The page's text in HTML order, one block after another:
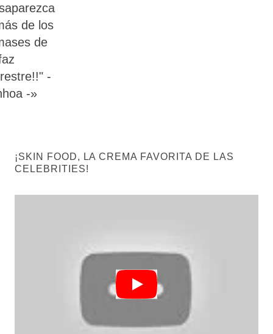
de los
de
-
-»
¡SKIN FOOD, LA CREMA FAVORITA DE LAS
CELEBRITIES!